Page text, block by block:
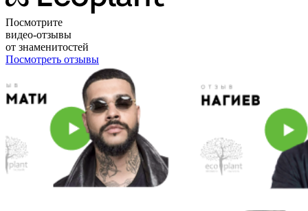
Посмотрите
видео-отзывы
от знаменитостей
Посмотреть отзывы